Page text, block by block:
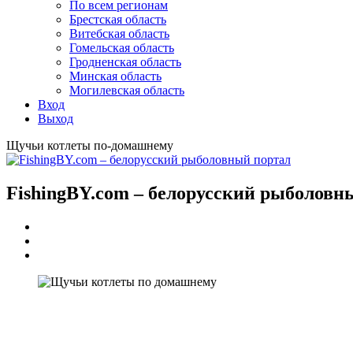
По всем регионам
Брестская область
Витебская область
Гомельская область
Гродненская область
Минская область
Могилевская область
Вход
Выход
Щучьи котлеты по-домашнему
FishingBY.com – белорусский